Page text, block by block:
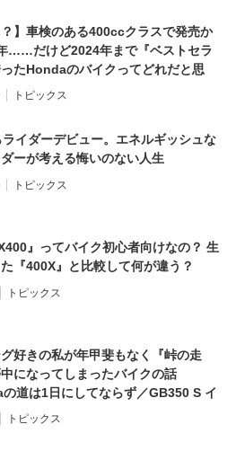
？】車検のある400ccクラスで発売か
……だけど2024年まで『ベストセラ
たHondaのバイクってどれだと思
トピックス
イダーデビュー。エネルギッシュな
ーが考える悔いのない人生
トピックス
』ってバイク初心者向けなの？ 生
『400X』と比較して何が違う？
トピックス
好きの私が年甲斐もなく『峠の走
になってしまったバイクの話
の道は1日にしてならず／GB350 S イ
ビュー 前編】
トピックス